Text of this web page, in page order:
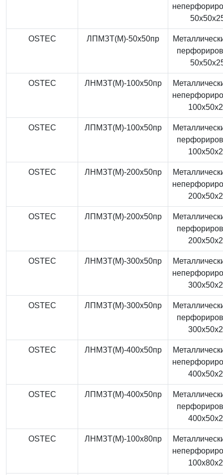
OSTEC ЛПМЗТ(М)-50x50пр
OSTEC ЛНМЗТ(М)-100x50пр
OSTEC ЛПМЗТ(М)-100x50пр
OSTEC ЛНМЗТ(М)-200x50пр
OSTEC ЛПМЗТ(М)-200x50пр
OSTEC ЛНМЗТ(М)-300x50пр
OSTEC ЛПМЗТ(М)-300x50пр
OSTEC ЛНМЗТ(М)-400x50пр
OSTEC ЛПМЗТ(М)-400x50пр
OSTEC ЛНМЗТ(М)-100x80пр